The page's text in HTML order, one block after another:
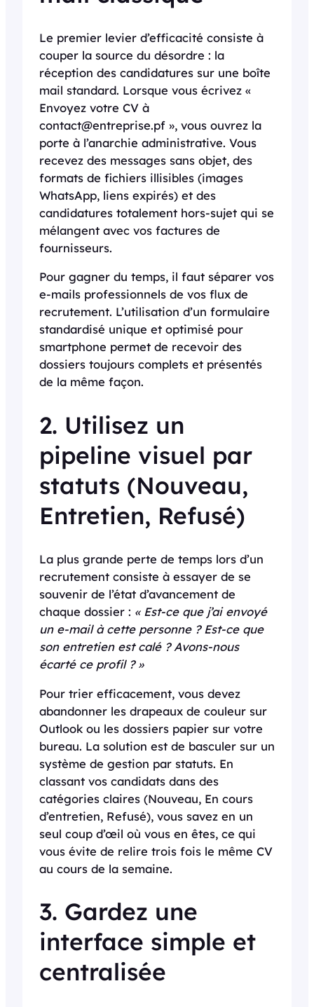
Le premier levier d’efficacité consiste à
couper la source du désordre : la
réception des candidatures sur une boîte
mail standard. Lorsque vous écrivez «
Envoyez votre CV à
contact@entreprise.pf », vous ouvrez la
porte à l’anarchie administrative. Vous
recevez des messages sans objet, des
formats de fichiers illisibles (images
WhatsApp, liens expirés) et des
candidatures totalement hors-sujet qui se
mélangent avec vos factures de
fournisseurs.
Pour gagner du temps, il faut séparer vos
e-mails professionnels de vos flux de
recrutement. L’utilisation d’un formulaire
standardisé unique et optimisé pour
smartphone permet de recevoir des
dossiers toujours complets et présentés
de la même façon.
2. Utilisez un
pipeline visuel par
statuts (Nouveau,
Entretien, Refusé)
La plus grande perte de temps lors d’un
recrutement consiste à essayer de se
souvenir de l’état d’avancement de
chaque dossier : « Est-ce que j’ai envoyé
un e-mail à cette personne ? Est-ce que
son entretien est calé ? Avons-nous
écarté ce profil ? »
Pour trier efficacement, vous devez
abandonner les drapeaux de couleur sur
Outlook ou les dossiers papier sur votre
bureau. La solution est de basculer sur un
système de gestion par statuts. En
classant vos candidats dans des
catégories claires (Nouveau, En cours
d’entretien, Refusé), vous savez en un
seul coup d’œil où vous en êtes, ce qui
vous évite de relire trois fois le même CV
au cours de la semaine.
3. Gardez une
interface simple et
centralisée